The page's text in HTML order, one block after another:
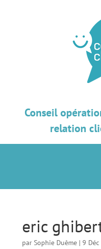
Conseil
relation
eric
par Sophie Duême| 9